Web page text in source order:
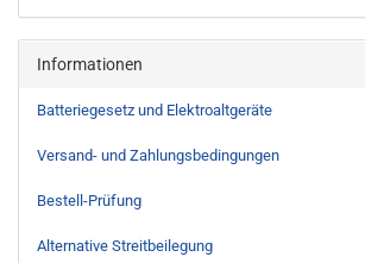
Informationen
Batteriegesetz und Elektroaltgeräte
Versand- und Zahlungsbedingungen
Bestell-Prüfung
Alternative Streitbeilegung